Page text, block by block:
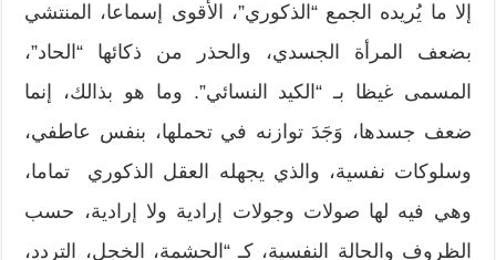
إلا ما يُريده الجمع “الذكوري”، الأقوى إسماعا، المنتشي
بضعف المرأة الجسدي، والحذر من ذكائها “الحاد”،
المسمى غيظا بـ “الكيد النسائي”. وما هو بذالك، إنما
ضعف جسدها، وَجَدَ توازنه في تحملها، بنفس عاطفي،
وسلوكات نفسية، والذي يجهله العقل الذكوري تماما،
وهي فيه لها صولات وجولات إرادية ولا إرادية، حسب
الظروف والحالة النفسية، كـ “الحشمة، الخجل، التردد،